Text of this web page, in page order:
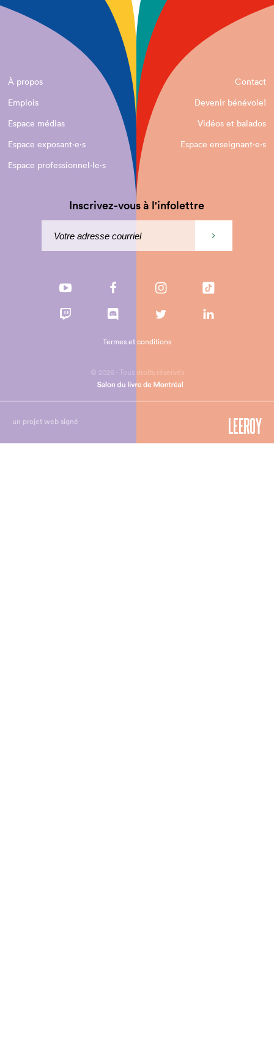
À propos
Contact
Emplois
Devenir bénévole!
Espace médias
Vidéos et balados
Espace exposant·e⋅s
Espace enseignant·e⋅s
Espace professionnel·le⋅s
Inscrivez-vous à l'infolettre
© 2026 - Tous droits réservés
Termes et conditions
un projet web signé